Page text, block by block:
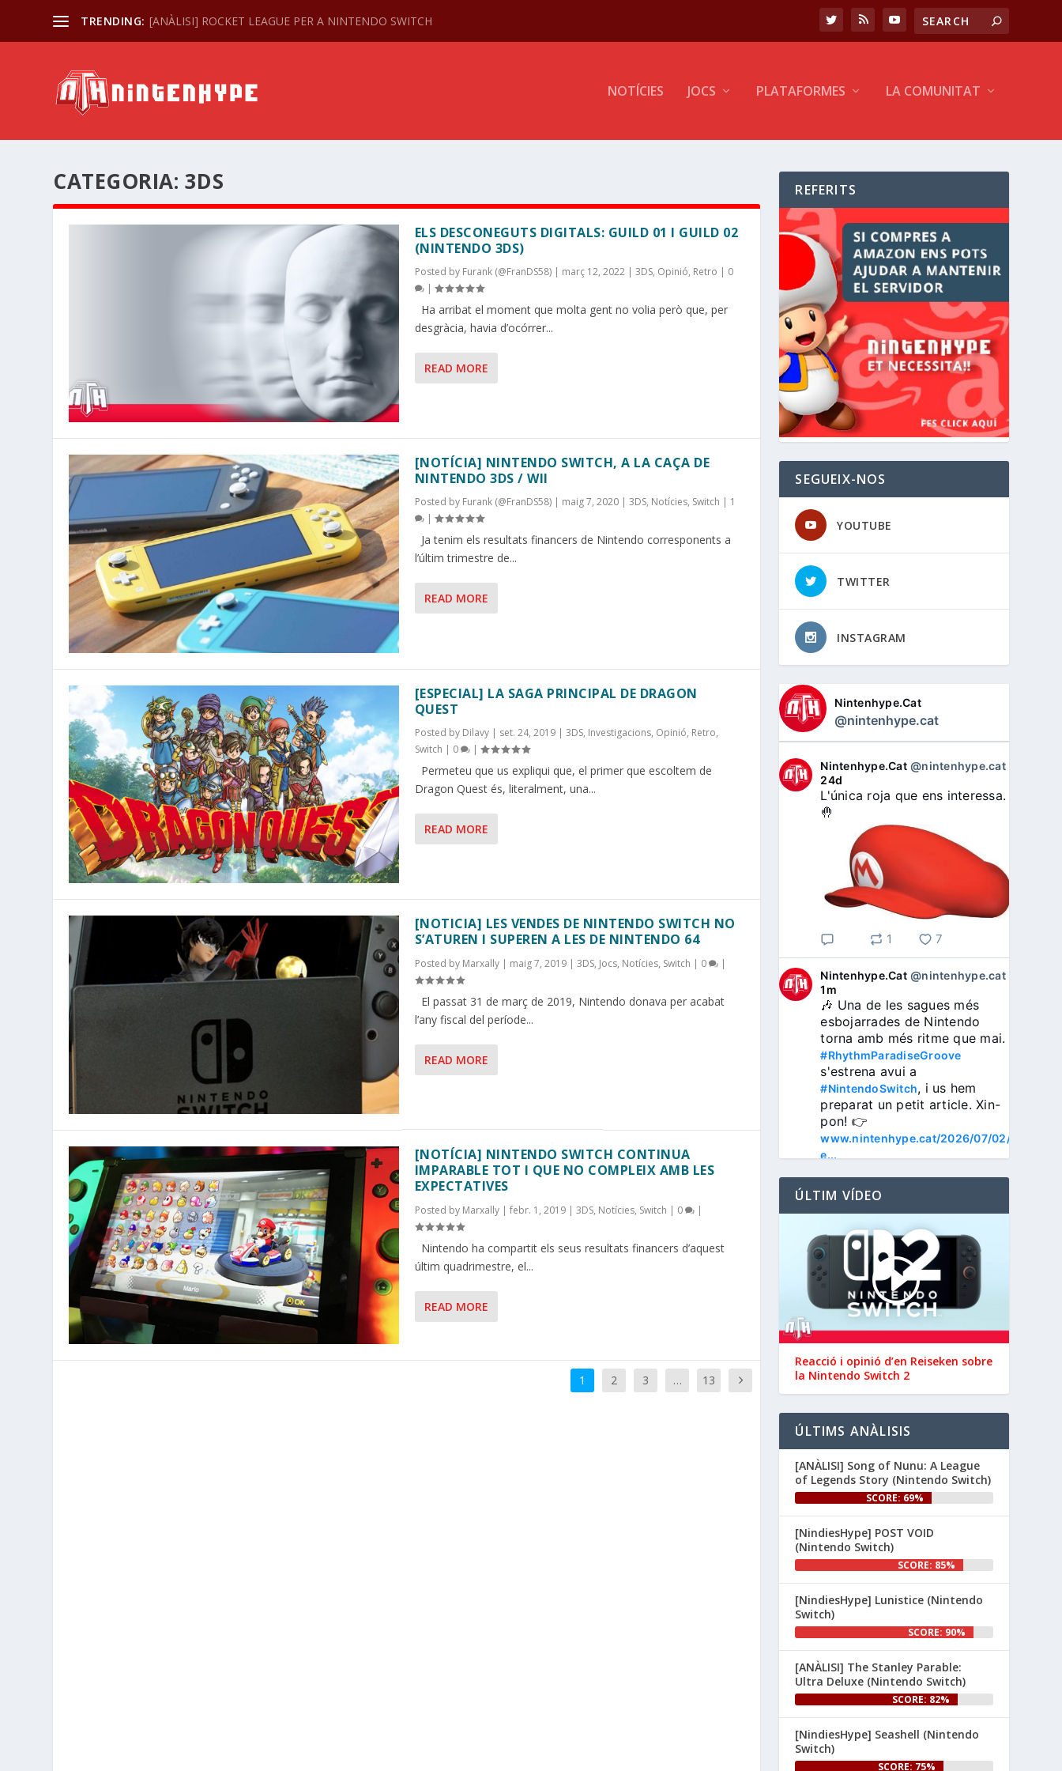
TRENDING: [ANÀLISI] ROCKET LEAGUE PER A NINTENDO SWITCH
NOTÍCIES JOCS PLATAFORMES LA COMUNITAT
CATEGORIA: 3DS
ELS DESCONEGUTS DIGITALS: GUILD 01 I GUILD 02
(NINTENDO 3DS)
Posted by Furank (@FranDS58)| març 12, 2022| 3DS, Opinió, Retro | 0
|
Ha arribat el moment que molta gent no volia però que, per
desgràcia, havia d’ocórrer...
READ MORE
[NOTÍCIA] NINTENDO SWITCH, A LA CAÇA DE
NINTENDO 3DS / WII
Posted by Furank (@FranDS58)| maig 7, 2020| 3DS, Notícies, Switch | 1
|
Ja tenim els resultats financers de Nintendo corresponents a
l’últim trimestre de...
READ MORE
[ESPECIAL] LA SAGA PRINCIPAL DE DRAGON
QUEST
Posted by Dilavy| set. 24, 2019| 3DS, Investigacions, Opinió, Retro,
Switch | 0 |
Permeteu que us expliqui que, el primer que escoltem de
Dragon Quest és, literalment, una...
READ MORE
[NOTICIA] LES VENDES DE NINTENDO SWITCH NO
S’ATUREN I SUPEREN A LES DE NINTENDO 64
Posted by Marxally| maig 7, 2019| 3DS, Jocs, Notícies, Switch | 0 |
El passat 31 de març de 2019, Nintendo donava per acabat
l’any fiscal del període...
READ MORE
[NOTÍCIA] NINTENDO SWITCH CONTINUA
IMPARABLE TOT I QUE NO COMPLEIX AMB LES
EXPECTATIVES
Posted by Marxally| febr. 1, 2019| 3DS, Notícies, Switch | 0 |
Nintendo ha compartit els seus resultats financers d’aquest
últim quadrimestre, el...
READ MORE
1 2 3 … 13
REFERITS
SEGUEIX-NOS
YOUTUBE
TWITTER
INSTAGRAM
Nintenhype.Cat
@nintenhype.cat
Nintenhype.Cat @nintenhype.cat⋅
24d
L'única roja que ens interessa.
🤚
1 7
Nintenhype.Cat @nintenhype.cat⋅
1m
🎶 Una de les sagues més
esbojarrades de Nintendo
#RhythmParadiseGroove
#NintendoSwitch, i us hem
preparat un petit article. Xin-
www.nintenhype.cat/2026/07/02/
e...
3
Nintenhype.Cat @nintenhype.cat⋅
1m
📅 Devil May Cry V,
Wanderstop, Citizen Sleeper 2,
i molt més, aquesta setmana a
#NintendoSwitch2
👉
www.nintenhype.cat/2026/06/26/
d...
Nintenhype.Cat @nintenhype.cat
1m
Nintendo:
ÚLTIM VÍDEO
Reacció i opinió d’en ‪Reiseken‬ sobre
la Nintendo Switch 2
ÚLTIMS ANÀLISIS
[ANÀLISI] Song of Nunu: A League
of Legends Story (Nintendo Switch)
SCORE: 69%
[NindiesHype] POST VOID
(Nintendo Switch)
SCORE: 85%
[NindiesHype] Lunistice (Nintendo
Switch)
SCORE: 90%
[ANÀLISI] The Stanley Parable:
Ultra Deluxe (Nintendo Switch)
SCORE: 82%
[NindiesHype] Seashell (Nintendo
Switch)
SCORE: 75%